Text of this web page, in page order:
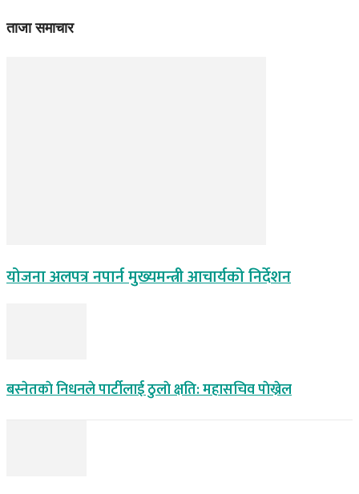
ताजा समाचार
योजना अलपत्र नपार्न मुख्यमन्त्री आचार्यको निर्देशन
बस्नेतकाे निधनले पार्टीलाई ठुलाे क्षति: महासचिव पाेख्रेल